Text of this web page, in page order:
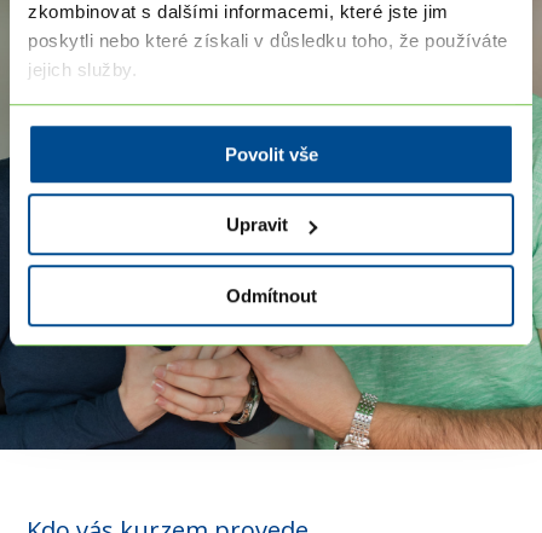
zkombinovat s dalšími informacemi, které jste jim
poskytli nebo které získali v důsledku toho, že používáte
jejich služby.
Povolit vše
Upravit
Odmítnout
Online setkání probíhají přes aplikaci
ZOOM, která je pro vás uživatelsky
velmi příjemná a zajišťuje kvalitní
přenos.